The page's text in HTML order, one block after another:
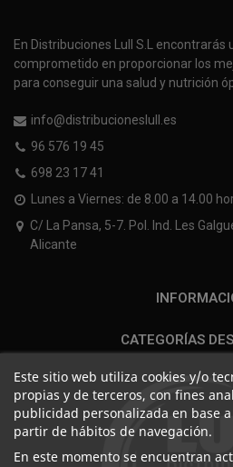
En Distribuciones Lull S.L encontrarás
comprometido en proporcionar los
para conseguir una salud y nutrición
info@distribucioneslull.es
96 576 19 45
698 23 17 41
Lunes a Viernes: de 8.00 a 14.00
C/ La Pansa, 5-7. Pol. Ind. Les
Alicante
CATEGORÍAS
Este sitio web utiliza cookies y/o
propias y de terceros, con fines
publicidad personalizada en base
partir de hábitos de navegación.
En este momento se encuentran